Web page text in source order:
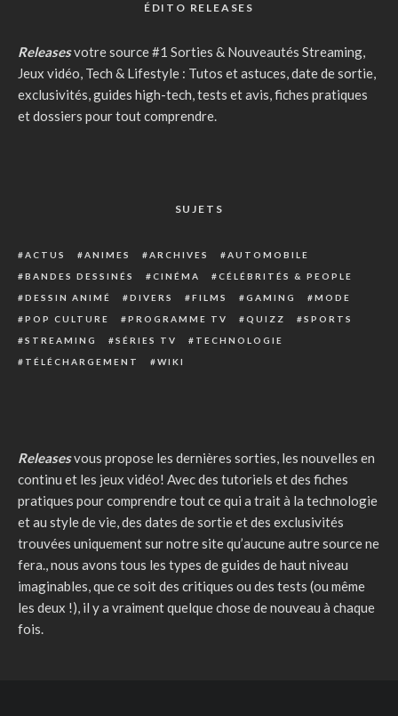
ÉDITO RELEASES
Releasesvotre source #1 Sorties & Nouveautés Streaming,
Jeux vidéo, Tech & Lifestyle : Tutos et astuces, date de sortie,
exclusivités, guides high-tech, tests et avis, fiches pratiques
et dossiers pour tout comprendre.
SUJETS
ACTUS ANIMES ARCHIVES
AUTOMOBILE
BANDES DESSINÉS
CINÉMA
CÉLÉBRITÉS & PEOPLE
DESSIN ANIMÉ
DIVERS FILMS GAMING
MODE
POP CULTURE
PROGRAMME TV QUIZZ
SPORTS
STREAMING
SÉRIES TV
TECHNOLOGIE
TÉLÉCHARGEMENT
WIKI
Releasesvous propose les dernières sorties, les nouvelles en
continu et les jeux vidéo! Avec des tutoriels et des fiches
pratiques pour comprendre tout ce qui a trait à la technologie
et au style de vie, des dates de sortie et des exclusivités
trouvées uniquement sur notre site qu’aucune autre source ne
fera., nous avons tous les types de guides de haut niveau
imaginables, que ce soit des critiques ou des tests (ou même
les deux !), il y a vraiment quelque chose de nouveau à chaque
fois.